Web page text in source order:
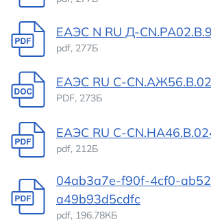
ЕАЭС N RU Д-
pdf, 277Б
ЕАЭС RU С-
PDF, 273Б
ЕАЭС RU С-
pdf, 212Б
04ab3a7e-f90f-4cf0-
a49b93d5cdfc
pdf, 196.78КБ